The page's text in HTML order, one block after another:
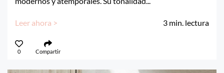
Leer ahora > 3 min. lectura
0 Compartir